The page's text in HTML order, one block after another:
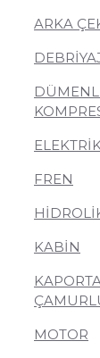
ARKA
FREN
KABİN
MOTOR